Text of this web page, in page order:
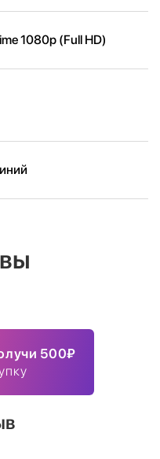
1080p (Full HD)
500₽